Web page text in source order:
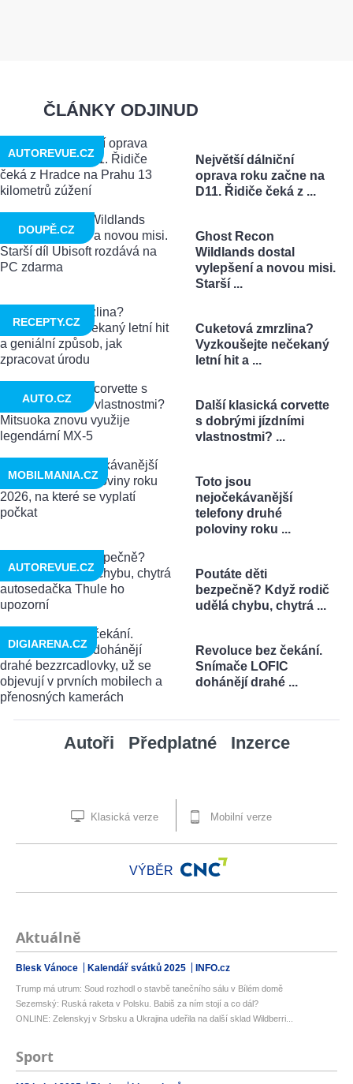
ČLÁNKY ODJINUD
Největší dálniční
oprava roku začne na
D11. Řidiče čeká z ...
AUTOREVUE.CZ
Ghost Recon
Wildlands dostal
vylepšení a novou misi.
Starší ...
DOUPĚ.CZ
Cuketová zmrzlina?
Vyzkoušejte nečekaný
letní hit a ...
RECEPTY.CZ
Další klasická corvette
s dobrými jízdními
vlastnostmi? ...
AUTO.CZ
Toto jsou
nejočekávanější
telefony druhé
poloviny roku ...
MOBILMANIA.CZ
Poutáte děti
bezpečně? Když rodič
udělá chybu, chytrá ...
AUTOREVUE.CZ
Revoluce bez čekání.
Snímače LOFIC
dohánějí drahé ...
DIGIARENA.CZ
Autoři Předplatné Inzerce
Klasická verze Mobilní verze
VÝBĚR
Aktuálně
Blesk Vánoce Kalendář svátků 2025 INFO.cz
Trump má utrum: Soud rozhodl o stavbě tanečního sálu v Bílém domě
Sezemský: Ruská raketa v Polsku. Babiš za ním stojí a co dál?
ONLINE: Zelenskyj v Srbsku a Ukrajina udeřila na další sklad Wildberri...
Sport